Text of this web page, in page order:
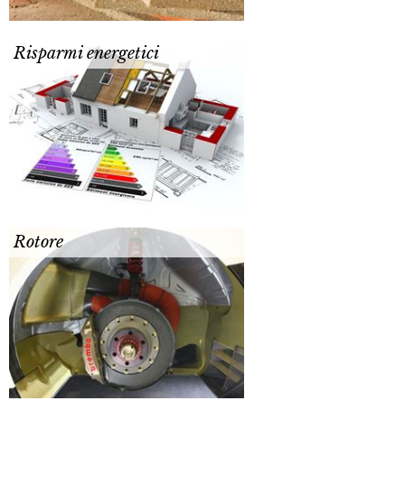
Risparmi energetici
Rotore